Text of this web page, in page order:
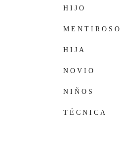
HIJO
MENTIROSO
HIJA
NOVIO
NIÑOS
TÉCNICA